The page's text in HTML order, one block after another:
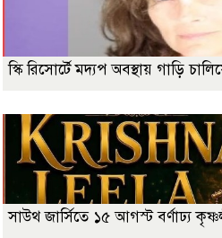
স্কি রিসোর্টে মদ্যপ অবস্থায় গাড়ি
সাউথ জার্সিতে ১৫ আগস্ট বর্ণাঢ্য